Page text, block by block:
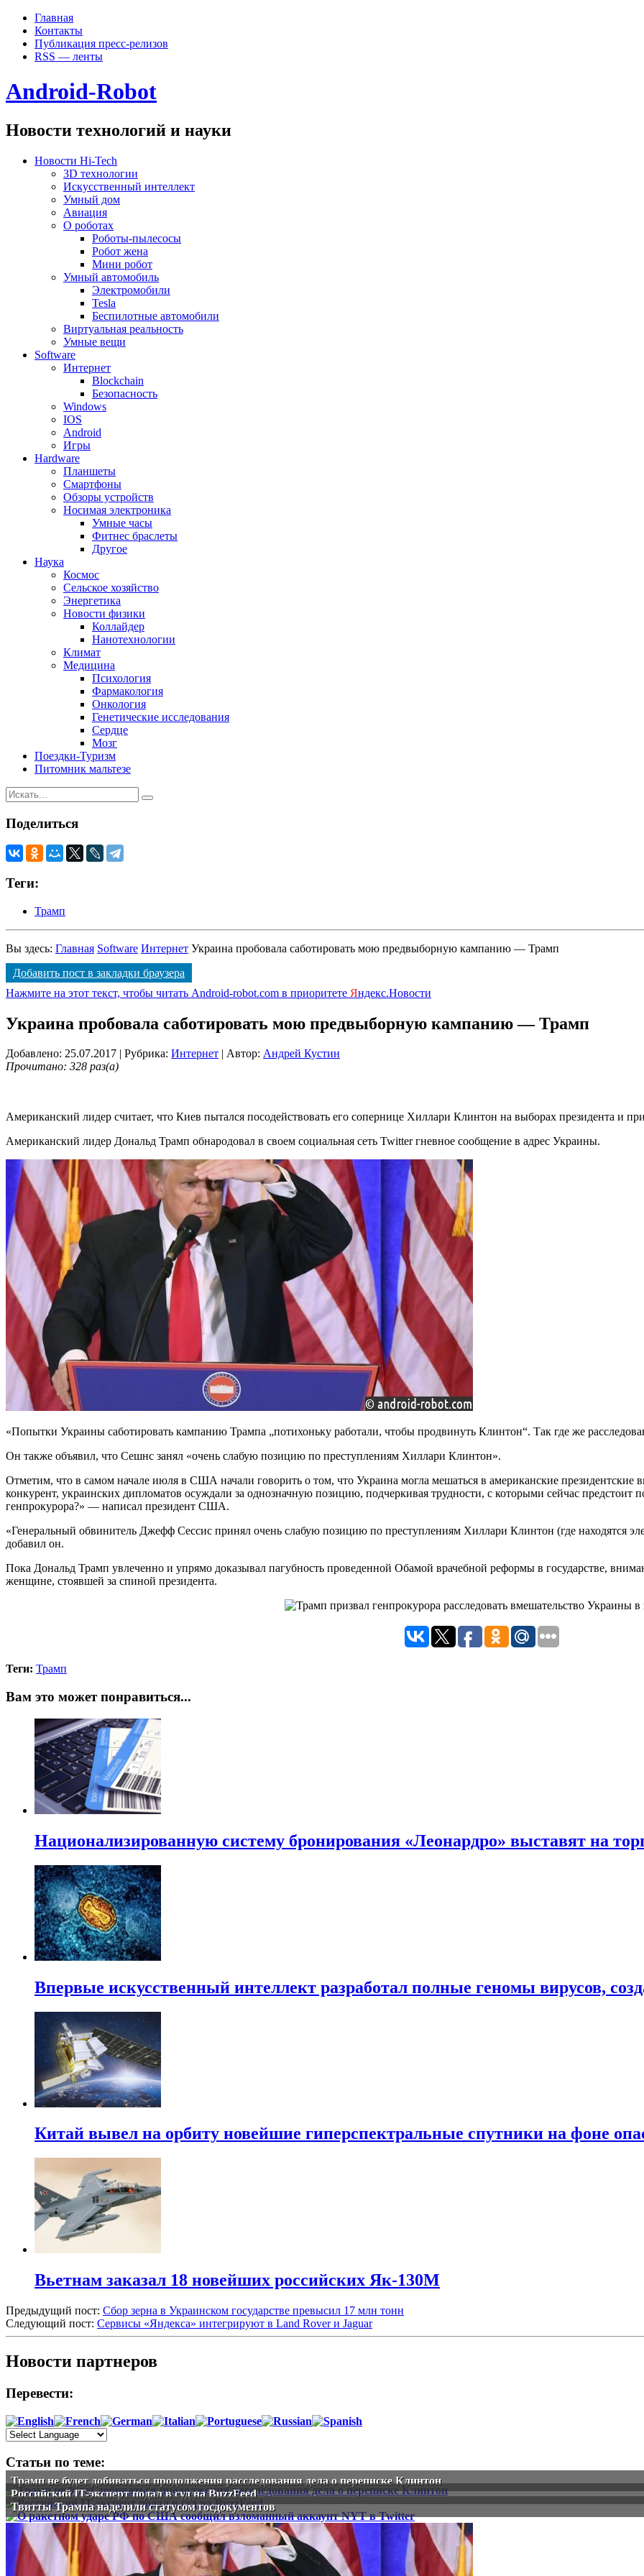
Главная
Контакты
Публикация пресс-релизов
RSS — ленты
Android-Robot
Новости технологий и науки
Новости Hi-Tech
3D технологии
Искусственный интеллект
Умный дом
Авиация
О роботах
Роботы-пылесосы
Робот жена
Мини робот
Умный автомобиль
Электромобили
Tesla
Беспилотные автомобили
Виртуальная реальность
Умные вещи
Software
Интернет
Blockchain
Безопасность
Windows
IOS
Android
Игры
Hardware
Планшеты
Смартфоны
Обзоры устройств
Носимая электроника
Умные часы
Фитнес браслеты
Другое
Наука
Космос
Сельское хозяйство
Энергетика
Новости физики
Коллайдер
Нанотехнологии
Климат
Медицина
Психология
Фармакология
Онкология
Генетические исследования
Сердце
Мозг
Поездки-Туризм
Питомник мальтезе
Поделиться
Теги:
Трамп
Вы здесь: Главная Software Интернет Украина пробовала саботировать мою предвыборную кампанию — Трамп
Добавить пост в закладки браузера
Нажмите на этот текст, чтобы читать Android-robot.com в приоритете Яндекс.Новости
Украина пробовала саботировать мою предвыборную кампанию — Трамп
Добавлено: 25.07.2017 | Рубрика: Интернет | Автор: Андрей Кустин
Прочитано: 328 раз(а)
Американский лидер считает, что Киев пытался посодействовать его сопернице Хиллари Клинтон на выборах президента и
Американский лидер Дональд Трамп обнародовал в своем социальная сеть Twitter гневное сообщение в адрес Украины.
«Попытки Украины саботировать кампанию Трампа „потихоньку работали, чтобы продвинуть Клинтон“. Так где же
Он также объявил, что Сешнс занял «очень слабую позицию по преступлениям Хиллари Клинтон».
Отметим, что в самом начале июля в США начали говорить о том, что Украина могла мешаться в американские президентские
конкурент, украинских дипломатов осуждали за однозначную позицию, подчеркивая трудности, с которыми сейчас предстоит
генпрокурора?» — написал президент США.
«Генеральный обвинитель Джефф Сессис принял очень слабую позицию по преступлениям Хиллари Клинтон (где находятся
добавил он.
Пока Дональд Трамп увлеченно и упрямо доказывал пагубность проведенной Обамой врачебной реформы в государстве,
женщине, стоявшей за спиной президента.
Теги: Трамп
Вам это может понравиться...
Национализированную систему бронирования «Леонардро» выставят на
Впервые искусственный интеллект разработал полные геномы вирусов,
Китай вывел на орбиту новейшие гиперспектральные спутники на фоне
Вьетнам заказал 18 новейших российских Як-130М
Предыдущий пост: Сбор зерна в Украинском государстве превысил 17 млн тонн
Следующий пост: Сервисы «Яндекса» интегрируют в Land Rover и Jaguar
Новости партнеров
Перевести:
Статьи по теме:
Трамп не будет добиваться продолжения расследования дела о переписке Клинтон
Российский IT-эксперт подал в суд на BuzzFeed
Твитты Трампа наделили статусом госдокументов